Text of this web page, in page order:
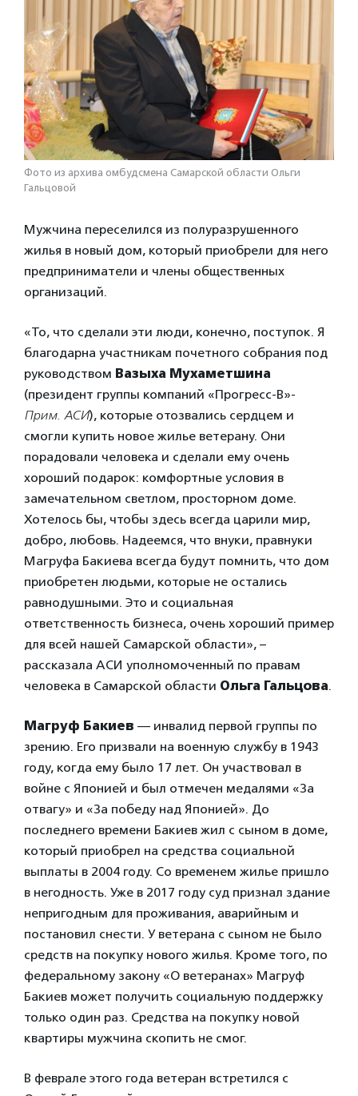
Фото из архива омбудсмена Самарской области Ольги
Гальцовой
Мужчина переселился из полуразрушенного
жилья в новый дом, который приобрели для него
предприниматели и члены общественных
организаций.
«То, что сделали эти люди, конечно, поступок. Я
благодарна участникам почетного собрания под
руководством Вазыха Мухаметшина
(президент группы компаний «Прогресс-В»-
Прим. АСИ), которые отозвались сердцем и
смогли купить новое жилье ветерану. Они
порадовали человека и сделали ему очень
хороший подарок: комфортные условия в
замечательном светлом, просторном доме.
Хотелось бы, чтобы здесь всегда царили мир,
добро, любовь. Надеемся, что внуки, правнуки
Магруфа Бакиева всегда будут помнить, что дом
приобретен людьми, которые не остались
равнодушными. Это и социальная
ответственность бизнеса, очень хороший пример
для всей нашей Самарской области», –
рассказала АСИ уполномоченный по правам
человека в Самарской области Ольга Гальцова.
Магруф Бакиев — инвалид первой группы по
зрению. Его призвали на военную службу в 1943
году, когда ему было 17 лет. Он участвовал в
войне с Японией и был отмечен медалями «За
отвагу» и «За победу над Японией». До
последнего времени Бакиев жил с сыном в доме,
который приобрел на средства социальной
выплаты в 2004 году. Со временем жилье пришло
в негодность. Уже в 2017 году суд признал здание
непригодным для проживания, аварийным и
постановил снести. У ветерана с сыном не было
средств на покупку нового жилья. Кроме того, по
федеральному закону «О ветеранах» Магруф
Бакиев может получить социальную поддержку
только один раз. Средства на покупку новой
квартиры мужчина скопить не смог.
В феврале этого года ветеран встретился с